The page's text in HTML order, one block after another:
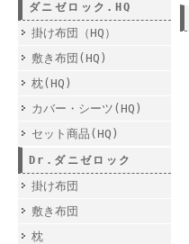
ダニゼロック.HQ
掛け布団（HQ）
敷き布団(HQ)
枕(HQ)
カバー・シーツ(HQ)
セット商品(HQ)
Dr.ダニゼロック
掛け布団
敷き布団
枕